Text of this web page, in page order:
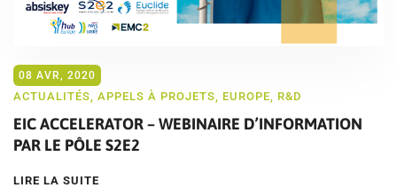
08 AVR, 2020
ACTUALITÉS APPELS À PROJETS EUROPE R&D
EIC ACCELERATOR – WEBINAIRE D’INFORMATION
PAR LE PÔLE S2E2
LIRE LA SUITE